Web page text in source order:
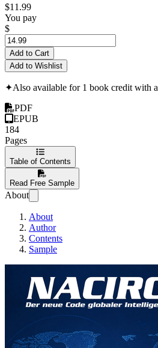
$11.99
You pay
$
Add to Cart
Add to Wishlist
✦Also available for 1 book credit with a
PDF
EPUB
184
Pages
Table of Contents
Read Free Sample
About
About
Author
Contents
Sample